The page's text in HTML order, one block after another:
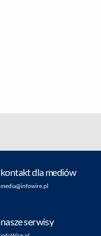
kontakt dla mediów
media@infowire.pl
nasze serwisy